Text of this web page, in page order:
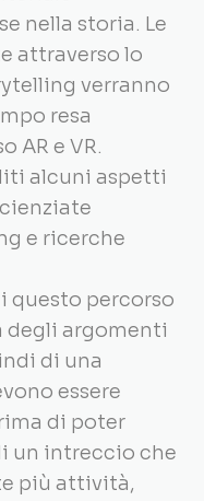
nella storia. Le
attraverso lo
verranno
resa
AR e VR.
alcuni aspetti
e ricerche
questo percorso
degli argomenti
di una
essere
di poter
un intreccio che
più attività,